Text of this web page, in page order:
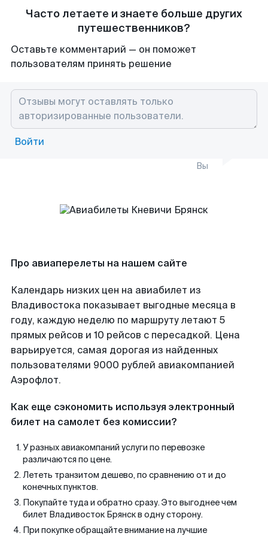
Часто летаете и знаете больше других
путешественников?
Оставьте комментарий — он поможет
пользователям принять решение
Войти
Вы
Про авиаперелеты на нашем сайте
Календарь низких цен на авиабилет из
Владивостока показывает выгодные месяца в
году, каждую неделю по маршруту летают 5
прямых рейсов и 10 рейсов с пересадкой. Цена
варьируется, самая дорогая из найденных
пользователями 9000 рублей авиакомпанией
Аэрофлот.
Как еще сэкономить используя электронный
билет на самолет без комиссии?
У разных авиакомпаний услуги по перевозке
различаются по цене.
Лететь транзитом дешево, по сравнению от и до
конечных пунктов.
Покупайте туда и обратно сразу. Это выгоднее чем
билет Владивосток Брянск в одну сторону.
При покупке обращайте внимание на лучшие